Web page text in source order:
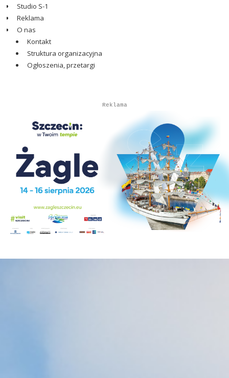
Studio S-1
Reklama
O nas
Kontakt
Struktura organizacyjna
Ogłoszenia, przetargi
Reklama
Autopromocja
Autopromocja